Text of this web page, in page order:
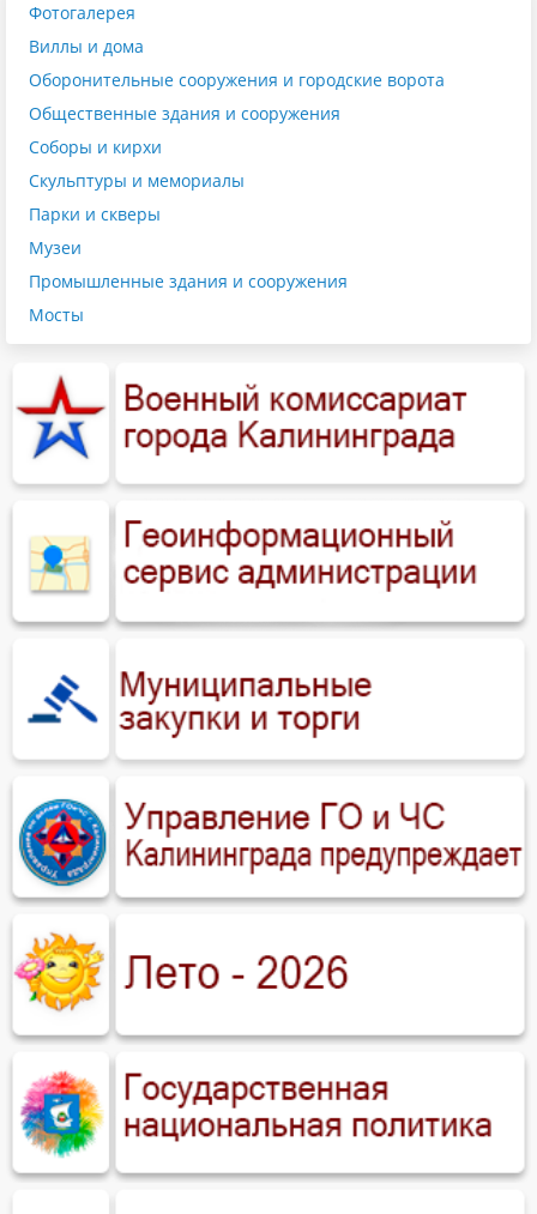
Фотогалерея
Виллы и дома
Оборонительные сооружения и городские ворота
Общественные здания и сооружения
Соборы и кирхи
Скульптуры и мемориалы
Парки и скверы
Музеи
Промышленные здания и сооружения
Мосты